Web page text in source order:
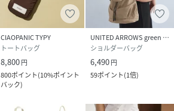
CIAOPANIC TYPY
トートバッグ
8,800円
800ポイント(10%ポイント
バック)
UNITED ARROWS green label relaxing
ショルダーバッグ
6,490円
59ポイント(1倍)